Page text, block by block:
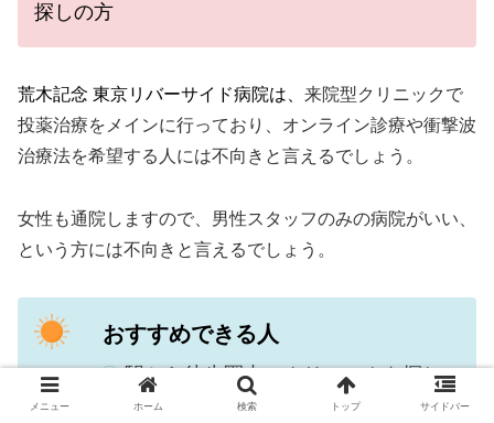
探しの方
荒木記念 東京リバーサイド病院は、 来院型クリニックで
投薬治療をメインに行っており、オンライン診療や衝撃波
治療法を希望する人には不向きと言えるでしょう。
女性も通院しますので、男性スタッフのみの病院がいい、
という方には不向きと言えるでしょう。
おすすめできる人
〇駅から徒歩圏内のクリニックを探し
ている方
メニュー ホーム 検索 トップ サイドバー